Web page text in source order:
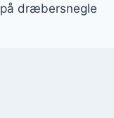
på dræbersnegle